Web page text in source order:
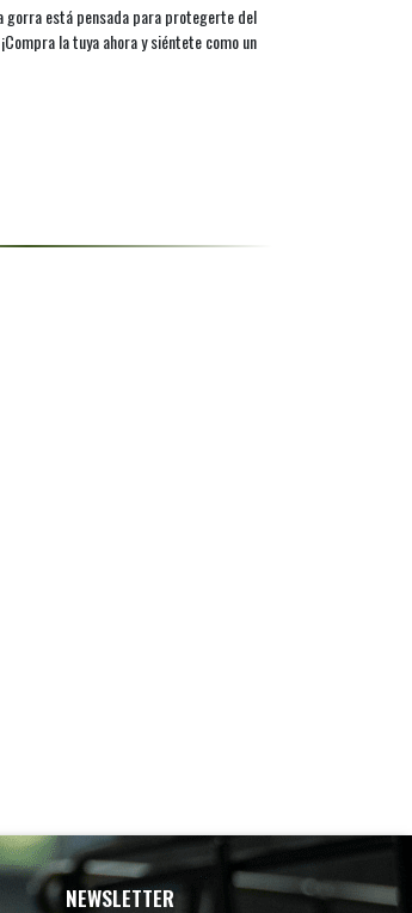
gorra está pensada para protegerte del
la tuya ahora y siéntete como un
NEWSLETTER